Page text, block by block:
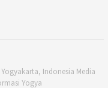
Indonesia Media
Yogya